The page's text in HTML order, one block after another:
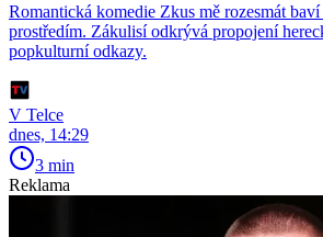
Romantická komedie Zkus mě rozesmát
prostředím. Zákulisí odkrývá propojení
popkulturní odkazy.
V Telce
dnes, 14:29
3 min
Reklama